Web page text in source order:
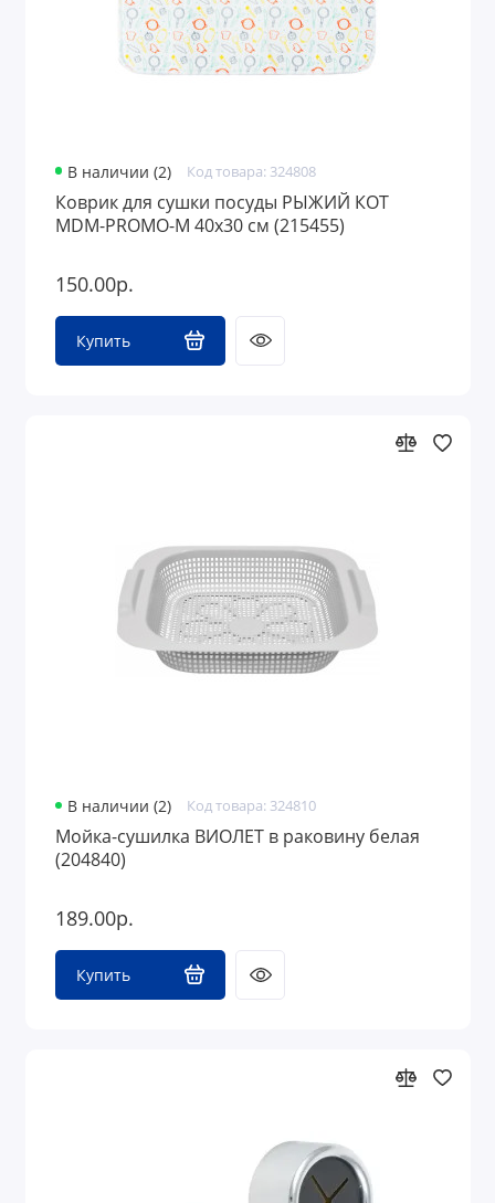
В наличии (2) Код товара: 324808
Коврик для сушки посуды РЫЖИЙ КОТ
MDM-PROMO-M 40х30 см (215455)
150.00р.
Купить
В наличии (2) Код товара: 324810
Мойка-сушилка ВИОЛЕТ в раковину белая
(204840)
189.00р.
Купить